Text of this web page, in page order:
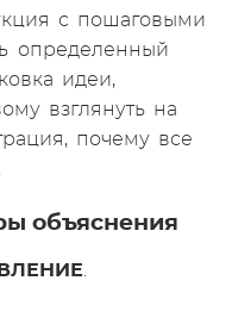
с пошаговыми
определенный
идеи,
взглянуть на
почему все
объяснения
.